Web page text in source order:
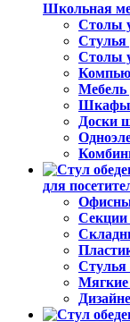
Школьная
Столы
Стулья
Столы
Мебель
Шкафы
Доски
для
Секции
Стулья
Мягкие